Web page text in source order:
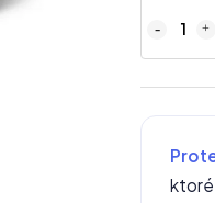
ktoré